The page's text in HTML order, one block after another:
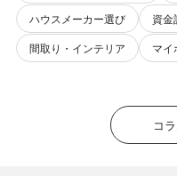
ハウスメーカー選び
資金
間取り・インテリア
マイ
コ